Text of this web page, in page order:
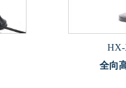
HX-
全向